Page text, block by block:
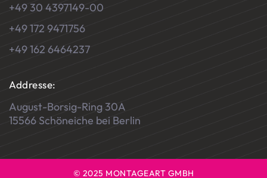
+49 30 4397149-00
+49 172 9471756
+49 162 6464237
Addresse:
August-Borsig-Ring 30A
15566 Schöneiche bei Berlin
© 2025 MONTAGEART GMBH